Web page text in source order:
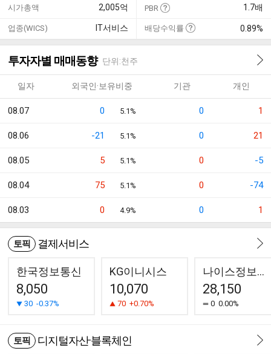
시가총액 2,005억 PBR 1.7배
업종(WICS) IT서비스 배당수익률 0.89%
투자자별 매매동향 단위:천주
일자 외국인·보유비중 기관 개인
08.07 0 5.1% 0 1
08.06 -21 5.1% 0 21
08.05 5 5.1% 0 -5
08.04 75 5.1% 0 -74
08.03 0 4.9% 0 1
토픽 결제서비스
한국정보통신
8,050
30 -0.37%
KG이니시스
10,070
70 +0.70%
나이스정보통신
28,150
0 0.00%
토픽 디지털자산·블록체인